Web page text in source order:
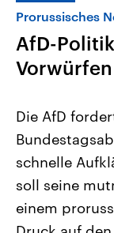
Landtagswahl
2026
Alle Informationen
Sachsen-Anhalt
September 2026
Landtag. Seit
Bundesland von
Prorussisches
AfD-
Die AfD
schnelle
soll seine
einem